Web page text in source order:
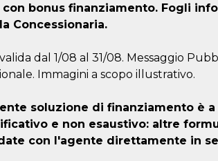
bonus finanziamento. Fogli
Concessionaria.
dal 1/08 al 31/08. Messaggio
Immagini a scopo illustrativo.
soluzione di finanziamento è
e non esaustivo: altre
con l'agente direttamente in